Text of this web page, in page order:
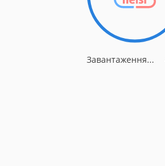
Завантаження...